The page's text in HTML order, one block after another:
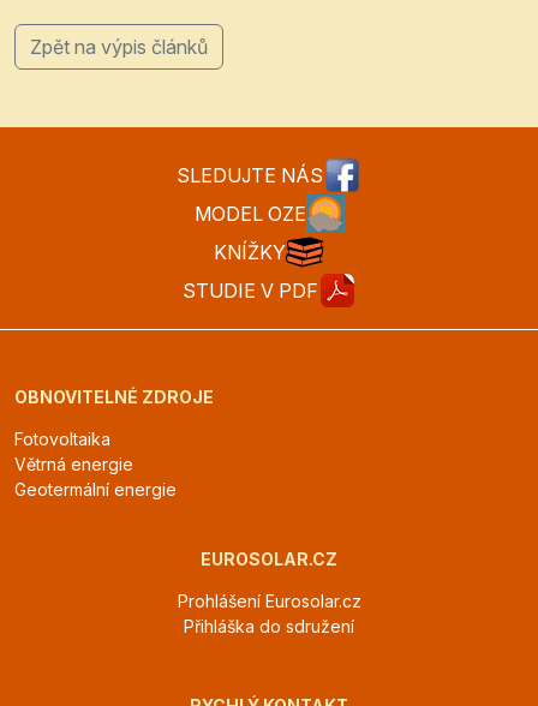
Zpět na výpis článků
SLEDUJTE NÁS
MODEL OZE
KNÍŽKY
STUDIE V PDF
OBNOVITELNÉ ZDROJE
Fotovoltaika
Větrná energie
Geotermální energie
EUROSOLAR.CZ
Prohlášení Eurosolar.cz
Přihláška do sdružení